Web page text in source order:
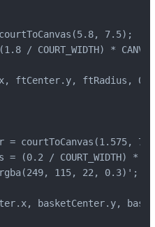
7.5);
/ COURT_WIDTH) *
ftCenter.y, ftRadius, 0,
= courtToCanvas(1.575,
= (0.2 / COURT_WIDTH) *
115, 22, 0.3)';
basketCenter.y,